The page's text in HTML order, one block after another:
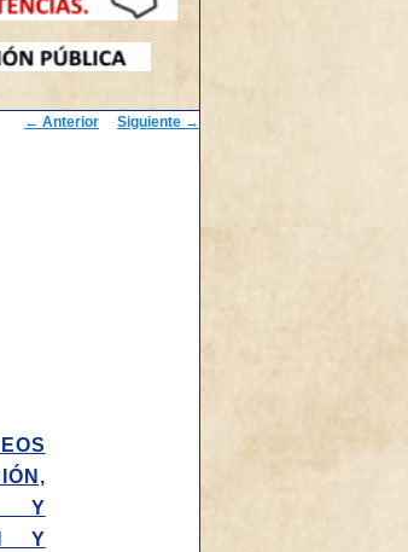
Navegación
← Anterior Siguiente →
Y
Y